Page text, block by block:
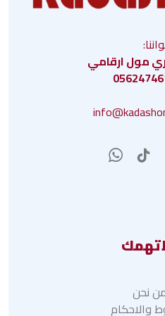
مول ارقامي
تهمك
نحن
والاحكام